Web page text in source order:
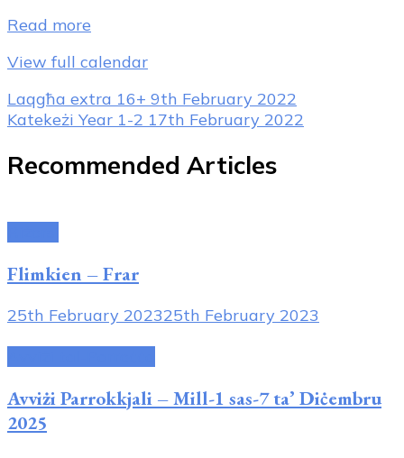
Read more
View full calendar
Post
Navigation
Laqgħa extra 16+ 9th February 2022
Katekeżi Year 1-2 17th February 2022
Recommended Articles
Flimkien – Frar
25th February 202325th February 2023
Avviżi Parrokkjali – Mill-1 sas-7 ta’ Diċembru
2025